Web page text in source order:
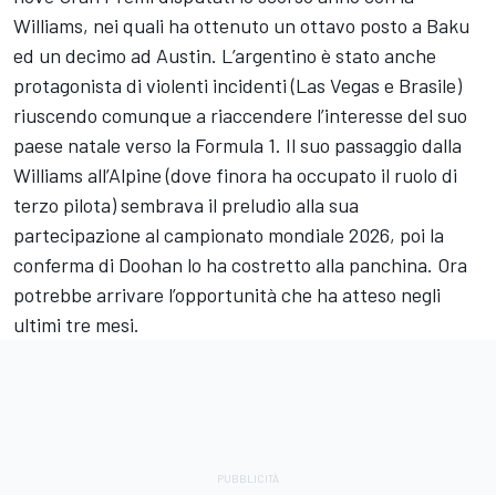
Williams, nei quali ha ottenuto un ottavo posto a Baku
ed un decimo ad Austin. L’argentino è stato anche
protagonista di violenti incidenti (Las Vegas e Brasile)
riuscendo comunque a riaccendere l’interesse del suo
paese natale verso la Formula 1. Il suo passaggio dalla
Williams all’Alpine (dove finora ha occupato il ruolo di
terzo pilota) sembrava il preludio alla sua
partecipazione al campionato mondiale 2026, poi la
conferma di Doohan lo ha costretto alla panchina. Ora
potrebbe arrivare l’opportunità che ha atteso negli
ultimi tre mesi.